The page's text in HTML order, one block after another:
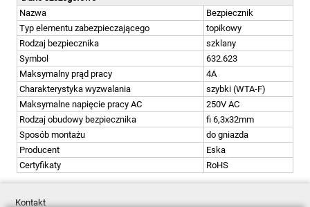
Nazwa
Bezpiecznik
Typ elementu zabezpieczającego
topikowy
Rodzaj bezpiecznika
szklany
Symbol
632.623
Maksymalny prąd pracy
4A
Charakterystyka wyzwalania
szybki (WTA-F)
Maksymalne napięcie pracy AC
250V AC
Rodzaj obudowy bezpiecznika
fi 6,3x32mm
Sposób montażu
do gniazda
Producent
Eska
Certyfikaty
RoHS
Kontakt